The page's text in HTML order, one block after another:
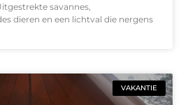
savannes,
dieren en een lichtval die nergens
VAKANTIE